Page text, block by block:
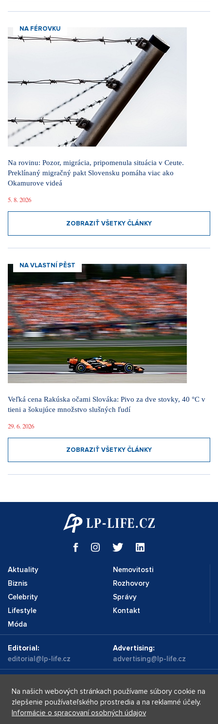
NA FÉROVKU
Na rovinu: Pozor, migrácia, pripomenula situácia v Ceute.
Preklínaný migračný pakt Slovensku pomáha viac ako
Okamurove videá
5. 8. 2026
ZOBRAZIŤ VŠETKY ČLÁNKY
NA VLASTNÍ PĚST
Veľká cena Rakúska očami Slováka: Pivo za dve stovky, 40 °C v
tieni a šokujúce množstvo slušných ľudí
29. 6. 2026
ZOBRAZIŤ VŠETKY ČLÁNKY
Aktuality
Biznis
Celebrity
Lifestyle
Móda
Nemovitosti
Rozhovory
Správy
Kontakt
Editorial:
editorial@lp-life.cz
Advertising:
advertising@lp-life.cz
Luxury real estates Supermakléřky.cz
Na našich webových stránkach používame súbory cookie na
zlepšenie používateľského prostredia a na reklamné účely.
Informácie o spracovaní osobných údajov